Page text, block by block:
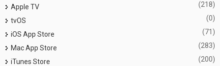
Apple TV (218)
tvOS (0)
iOS App Store (71)
Mac App Store (283)
iTunes Store (200)